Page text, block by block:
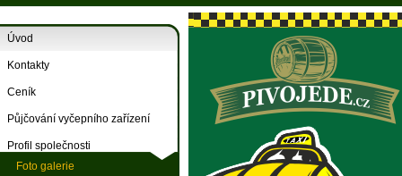
Úvod
Kontakty
Ceník
Půjčování vyčepního zařízení
Profil společnosti
Foto galerie